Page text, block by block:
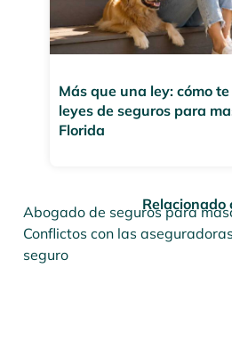
Más que una ley: cómo
leyes de seguros para
Florida
Relacionado
Abogado de seguros para
Conflictos con las aseguradoras
seguro